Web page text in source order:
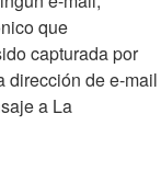
que
capturada por
dirección de e-mail
a La